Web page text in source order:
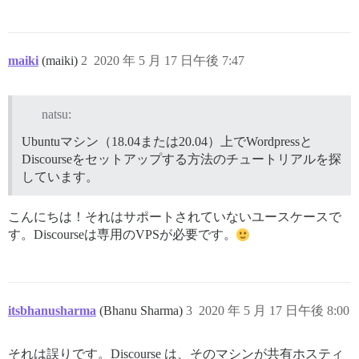
maiki (maiki) 2020 年 5 月 17 日午後 7:47
2
natsu:
Ubuntuマシン（18.04または20.04）上でWordpressと
Discourseをセットアップする方法のチュートリアルを探
しています。
こんにちは！それはサポートされていないユースケースで
す。Discourseは専用のVPSが必要です。
itsbhanusharma (Bhanu Sharma) 2020 年 5 月 17 日午後 8:00
3
それは誤りです。Discourse は、そのマシンが共有ホスティ